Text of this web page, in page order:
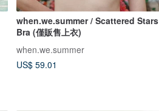
when.we.summer / Scattered Stars
Bra (僅販售上衣)
when.we.summer
US$ 59.01